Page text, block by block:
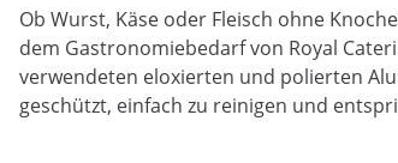
Ob Wurst, Käse oder Fleisch ohne
dem Gastronomiebedarf von Royal
verwendeten eloxierten und polierten
geschützt, einfach zu reinigen und